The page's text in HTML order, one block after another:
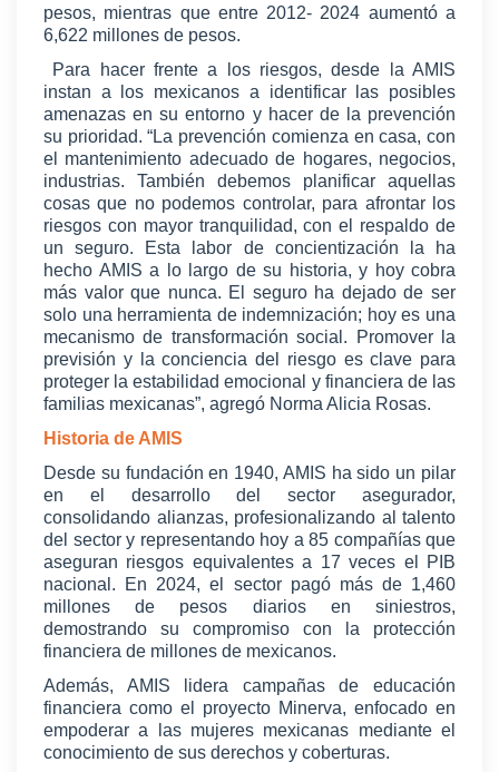
pesos, mientras que entre 2012- 2024 aumentó a
6,622 millones de pesos.
Para hacer frente a los riesgos, desde la AMIS
instan a los mexicanos a identificar las posibles
amenazas en su entorno y hacer de la prevención
su prioridad. “La prevención comienza en casa, con
el mantenimiento adecuado de hogares, negocios,
industrias. También debemos planificar aquellas
cosas que no podemos controlar, para afrontar los
riesgos con mayor tranquilidad, con el respaldo de
un seguro. Esta labor de concientización la ha
hecho AMIS a lo largo de su historia, y hoy cobra
más valor que nunca. El seguro ha dejado de ser
solo una herramienta de indemnización; hoy es una
mecanismo de transformación social. Promover la
previsión y la conciencia del riesgo es clave para
proteger la estabilidad emocional y financiera de las
familias mexicanas”, agregó Norma Alicia Rosas.
Historia de AMIS
Desde su fundación en 1940, AMIS ha sido un pilar
en el desarrollo del sector asegurador,
consolidando alianzas, profesionalizando al talento
del sector y representando hoy a 85 compañías que
aseguran riesgos equivalentes a 17 veces el PIB
nacional. En 2024, el sector pagó más de 1,460
millones de pesos diarios en siniestros,
demostrando su compromiso con la protección
financiera de millones de mexicanos.
Además, AMIS lidera campañas de educación
financiera como el proyecto Minerva, enfocado en
empoderar a las mujeres mexicanas mediante el
conocimiento de sus derechos y coberturas.